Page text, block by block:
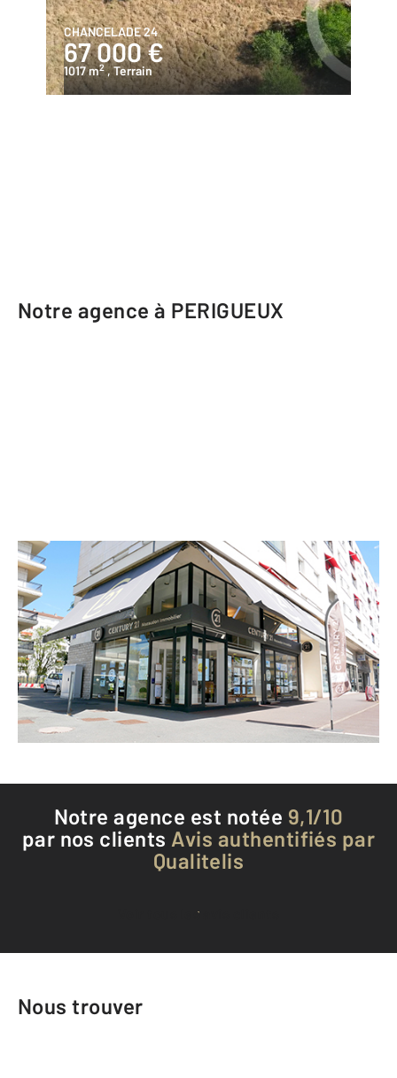
CHANCELADE 24
67 000 €
1017 m2 , Terrain
Notre agence à PERIGUEUX
CENTURY 21 Mazaudon Immobilier
20 rue du Président Wilson
PERIGUEUX - 24000
Envoyer un message
Téléphoner à l'agence
Notre agence est notée 9,1/10
par nos clients Avis authentifiés par
Qualitelis
Voir tous les avis clients
Nous trouver